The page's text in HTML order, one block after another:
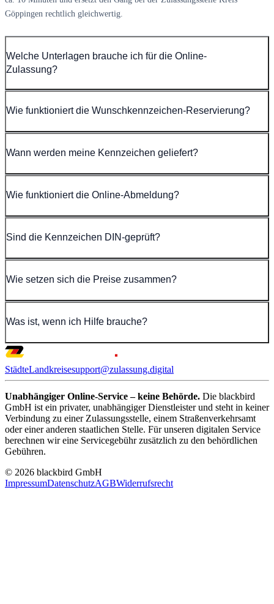
Göppingen rechtlich gleichwertig.
Welche Unterlagen brauche ich für die Online-
Zulassung?
Wie funktioniert die Wunschkennzeichen-Reservierung?
Wann werden meine Kennzeichen geliefert?
Wie funktioniert die Online-Abmeldung?
Sind die Kennzeichen DIN-geprüft?
Wie setzen sich die Preise zusammen?
Was ist, wenn ich Hilfe brauche?
StädteLandkreisesupport@zulassung.digital
Unabhängiger Online-Service – keine Behörde. Die blackbird
GmbH ist ein privater, unabhängiger Dienstleister und steht in keiner
Verbindung zu einer Zulassungsstelle, einem Straßenverkehrsamt
oder einer anderen staatlichen Stelle. Für unseren digitalen Service
berechnen wir eine Servicegebühr zusätzlich zu den behördlichen
Gebühren.
© 2026 blackbird GmbH
ImpressumDatenschutzAGBWiderrufsrecht